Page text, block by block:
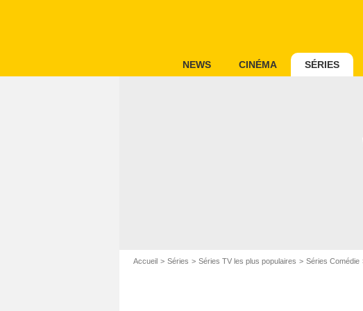
NEWS CINÉMA SÉRIES
Accueil Séries Séries TV les plus populaires Séries Comédie